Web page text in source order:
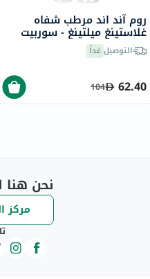
روم آند اند مرطب شفاه
غلاستينغ ميلتينغ - سوربيت
بالم /03، 3.5 جرامالتوصيلغداً
62.40
104
نحن
مركز